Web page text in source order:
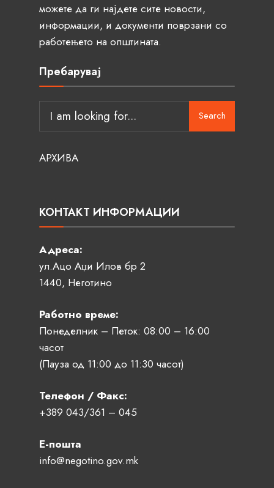
можете да ги најдете сите новости,
информации, и документи поврзани со
работењето на општината.
Пребарувај
Search
АРХИВА
КОНТАКТ ИНФОРМАЦИИ
Адреса:
ул.Ацо Аџи Илов бр 2
1440, Неготино
Работно време:
Понеделник – Петок: 08:00 – 16:00
часот
(Пауза од 11:00 до 11:30 часот)
Телефон / Факс:
+389 043/361 – 045
Е-пошта
info@negotino.gov.mk